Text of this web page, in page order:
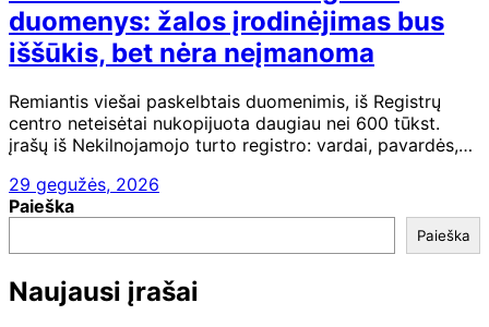
duomenys: žalos įrodinėjimas bus
iššūkis, bet nėra neįmanoma
Remiantis viešai paskelbtais duomenimis, iš Registrų
centro neteisėtai nukopijuota daugiau nei 600 tūkst.
įrašų iš Nekilnojamojo turto registro: vardai, pavardės,…
29 gegužės, 2026
Paieška
Paieška
Naujausi įrašai